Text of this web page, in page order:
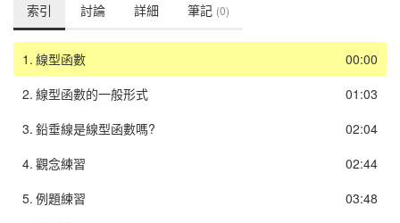
索引 討論 詳細 筆記 (0)
00:00
1. 線型函數
01:03
2. 線型函數的一般形式
02:04
3. 鉛垂線是線型函數嗎?
02:44
4. 觀念練習
03:48
5. 例題練習